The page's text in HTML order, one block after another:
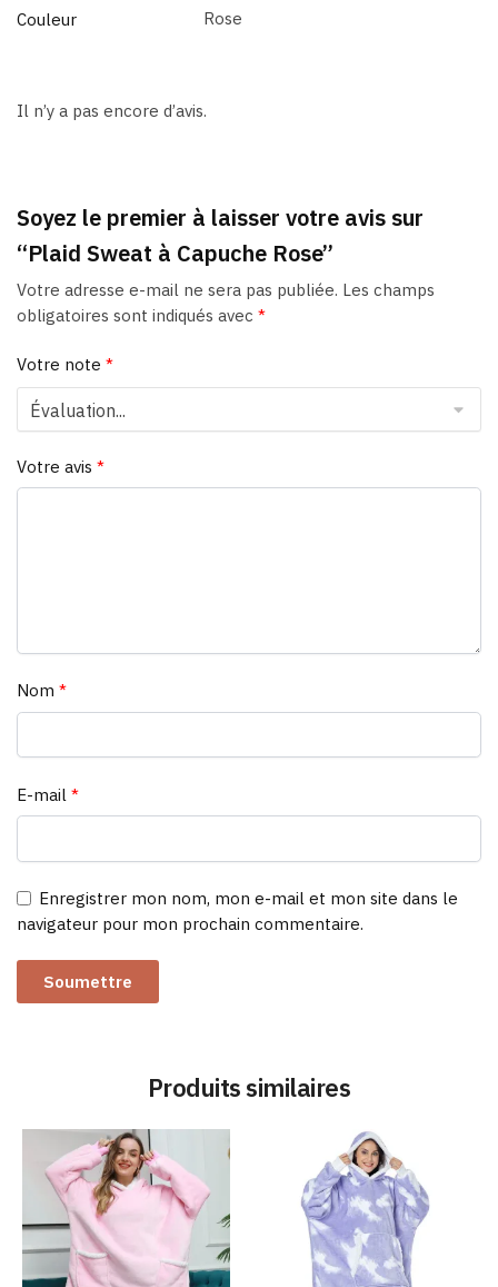
Couleur
Rose
Il n’y a pas encore d’avis.
Soyez le premier à laisser votre avis sur
“Plaid Sweat à Capuche Rose”
Votre adresse e-mail ne sera pas publiée. Les champs
obligatoires sont indiqués avec *
Votre note *
Votre avis *
Nom *
E-mail *
Enregistrer mon nom, mon e-mail et mon site dans le
navigateur pour mon prochain commentaire.
Produits similaires